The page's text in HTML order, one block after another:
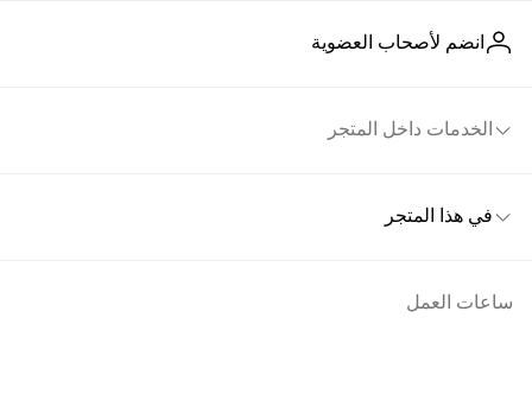
انضم لأصحاب العضوية
الخدمات داخل المتجر
في هذا المتجر
ساعات العمل